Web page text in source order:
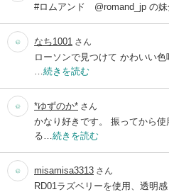
#ロムアンド @romand_jp の
なち1001 さん
ローソンで見つけて かわいい色
続きを読む
*ゆずのか* さん
かなり好きです。 振ってから
る… 続きを読む
misamisa3313 さん
RD01ラズベリーを使用、透明